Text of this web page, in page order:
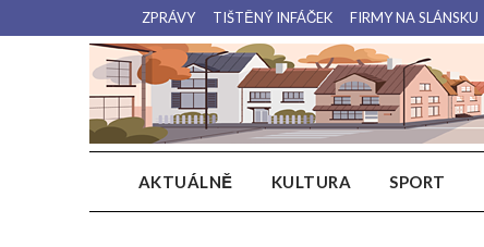
na
ZPRÁVY TIŠTĚNÝ INFÁČEK FIRMY NA SLÁNSKU
AKTUÁLNĚ KULTURA SPORT